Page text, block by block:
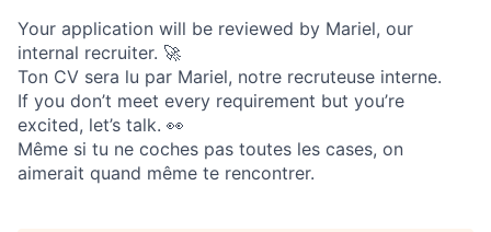
Your application will be reviewed by Mariel, our
internal recruiter. 🚀
Ton CV sera lu par Mariel, notre recruteuse interne.
If you don’t meet every requirement but you’re
excited, let’s talk. 👀
Même si tu ne coches pas toutes les cases, on
aimerait quand même te rencontrer.